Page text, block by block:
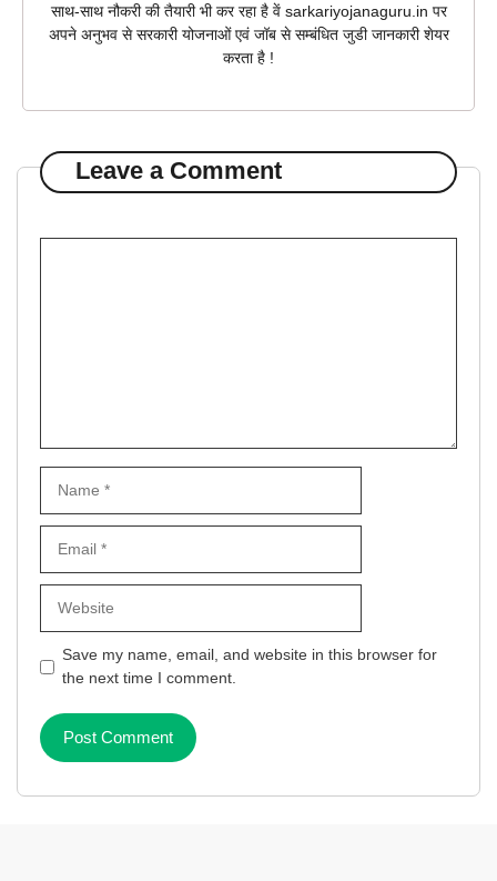
साथ-साथ नौकरी की तैयारी भी कर रहा है वें sarkariyojanaguru.in पर
अपने अनुभव से सरकारी योजनाओं एवं जॉब से सम्बंधित जुडी जानकारी शेयर
करता है !
Leave a Comment
Save my name, email, and website in this browser for
the next time I comment.